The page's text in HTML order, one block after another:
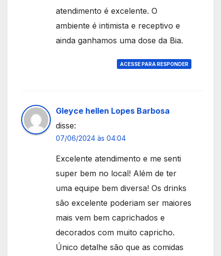
atendimento é excelente. O
ambiente é intimista e receptivo e
ainda ganhamos uma dose da Bia.
ACESSE PARA RESPONDER
Gleyce hellen Lopes Barbosa
disse:
07/06/2024 às 04:04
Excelente atendimento e me senti
super bem no local! Além de ter
uma equipe bem diversa! Os drinks
são excelente poderiam ser maiores
mais vem bem caprichados e
decorados com muito capricho.
Único detalhe são que as comidas